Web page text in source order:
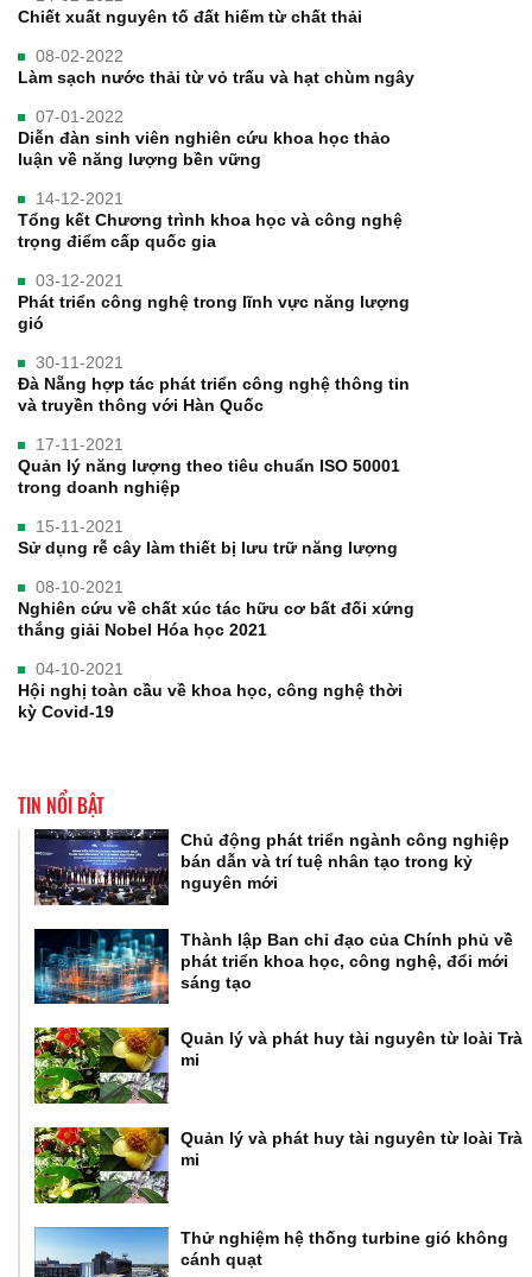
Chiết xuất nguyên tố đất hiếm từ chất thải
08-02-2022
Làm sạch nước thải từ vỏ trấu và hạt chùm ngây
07-01-2022
Diễn đàn sinh viên nghiên cứu khoa học thảo
luận về năng lượng bền vững
14-12-2021
Tổng kết Chương trình khoa học và công nghệ
trọng điểm cấp quốc gia
03-12-2021
Phát triển công nghệ trong lĩnh vực năng lượng
gió
30-11-2021
Đà Nẵng hợp tác phát triển công nghệ thông tin
và truyền thông với Hàn Quốc
17-11-2021
Quản lý năng lượng theo tiêu chuẩn ISO 50001
trong doanh nghiệp
15-11-2021
Sử dụng rễ cây làm thiết bị lưu trữ năng lượng
08-10-2021
Nghiên cứu về chất xúc tác hữu cơ bất đối xứng
thắng giải Nobel Hóa học 2021
04-10-2021
Hội nghị toàn cầu về khoa học, công nghệ thời
kỳ Covid-19
TIN NỔI BẬT
Chủ động phát triển ngành công nghiệp
bán dẫn và trí tuệ nhân tạo trong kỷ
nguyên mới
Thành lập Ban chỉ đạo của Chính phủ về
phát triển khoa học, công nghệ, đổi mới
sáng tạo
Quản lý và phát huy tài nguyên từ loài Trà
mi
Quản lý và phát huy tài nguyên từ loài Trà
mi
Thử nghiệm hệ thống turbine gió không
cánh quạt